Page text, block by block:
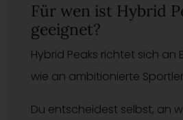
Für wen ist Hybrid
geeignet?
Hybrid Peaks richtet sich an
wie an ambitionierte
Du entscheidest selbst, an